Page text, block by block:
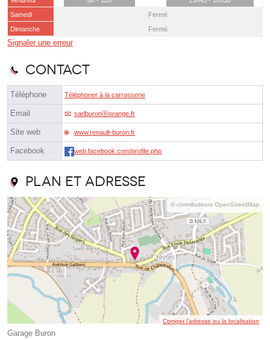
Samedi
Fermé
Dimanche
Fermé
Signaler une erreur
Contact
Téléphone Téléphoner à la carrosserie
Email sarlburonⓐorange.fr
Site web www.renault-buron.fr
Facebook web.facebook.com/profile.php
Plan et adresse
© contributeurs OpenStreetMap
Corriger l’adresse ou la localisation
Garage Buron